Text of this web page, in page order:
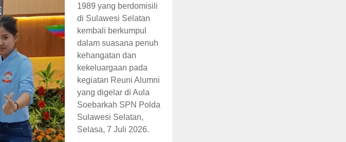
1989 yang berdomisili
di Sulawesi Selatan
kembali berkumpul
dalam suasana penuh
kehangatan dan
kekeluargaan pada
kegiatan Reuni Alumni
yang digelar di Aula
Soebarkah SPN Polda
Sulawesi Selatan,
Selasa, 7 Juli 2026.